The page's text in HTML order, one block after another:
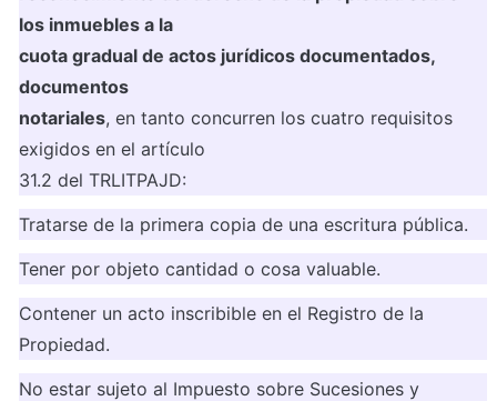
los inmuebles a la
cuota gradual de actos jurídicos documentados,
documentos
notariales, en tanto concurren los cuatro requisitos
exigidos en el artículo
31.2 del TRLITPAJD:
Tratarse de la primera copia de una escritura pública.
Tener por objeto cantidad o cosa valuable.
Contener un acto inscribible en el Registro de la
Propiedad.
No estar sujeto al Impuesto sobre Sucesiones y